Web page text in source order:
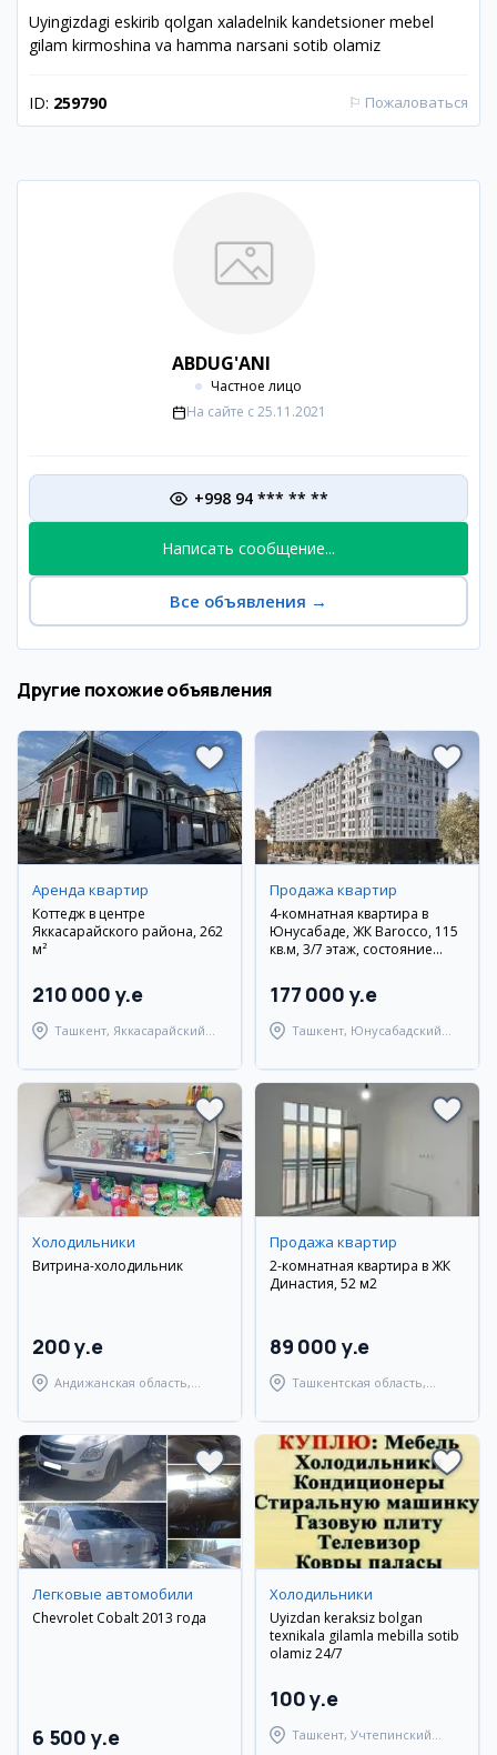
Uyingizdagi eskirib qolgan xaladelnik kandetsioner mebel
gilam kirmoshina va hamma narsani sotib olamiz
ID: 259790 ⚐ Пожаловаться
ABDUG'ANI
Частное лицо
На сайте с 25.11.2021
+998 94 *** ** **
Написать сообщение...
Все объявления →
Другие похожие объявления
Аренда квартир
Коттедж в центре
Яккасарайского района, 262
м²
210 000 y.e
Ташкент, Яккасарайский
Продажа квартир
4-комнатная квартира в
Юнусабаде, ЖК Barocco, 115
кв.м, 3/7 этаж, состояние
177 000 y.e
Ташкент, Юнусабадский
Холодильники
Витрина-холодильник
200 y.e
Андижанская область,
Продажа квартир
2-комнатная квартира в ЖК
Династия, 52 м2
89 000 y.e
Ташкентская область,
Легковые автомобили
Chevrolet Cobalt 2013 года
6 500 y.e
Холодильники
Uyizdan keraksiz bolgan
texnikala gilamla mebilla sotib
olamiz 24/7
100 y.e
Ташкент, Учтепинский